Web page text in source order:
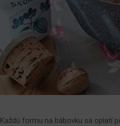
Každú formu na bábovku sa oplatí